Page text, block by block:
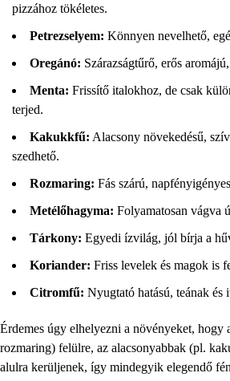
pizzához tökéletes.
Petrezselyem: Könnyen nevelhető,
Oregánó: Szárazságtűrő, erős
Menta: Frissítő italokhoz, de csak
terjed.
Kakukkfű: Alacsony növekedésű,
szedhető.
Rozmaring: Fás szárú,
Metélőhagyma: Folyamatosan vágva
Tárkony: Egyedi ízvilág, jól bírja a
Koriander: Friss levelek és magok is
Citromfű: Nyugtató hatású, teának és
Érdemes úgy elhelyezni a növényeket, hogy
rozmaring) felülre, az alacsonyabbak (pl.
alulra kerüljenek, így mindegyik elegendő